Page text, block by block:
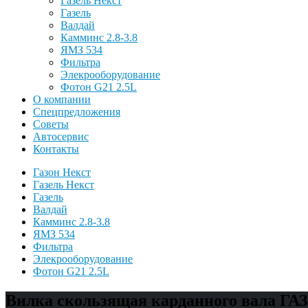
Газель
Валдай
Камминс 2.8-3.8
ЯМЗ 534
Фильтра
Элекрооборудование
Фотон G21 2.5L
О компании
Спецпредложения
Советы
Автосервис
Контакты
Газон Некст
Газель Некст
Газель
Валдай
Камминс 2.8-3.8
ЯМЗ 534
Фильтра
Элекрооборудование
Фотон G21 2.5L
Вилка скользящая карданного вала